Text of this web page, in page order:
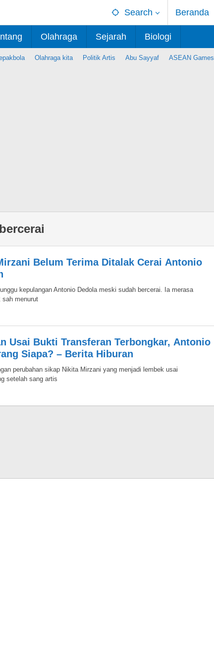
Search Beranda
Olahraga Sejarah Biologi
Olahraga kita Politik Artis Abu Sayyaf ASEAN Games
Belum Terima Ditalak Cerai Antonio
kepulangan Antonio Dedola meski sudah bercerai. Ia merasa
sah menurut
Usai Bukti Transferan Terbongkar, Antonio
Siapa? – Berita Hiburan
perubahan sikap Nikita Mirzani yang menjadi lembek usai
setelah sang artis